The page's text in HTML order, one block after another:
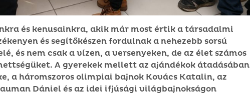
és kenusainkra, akik már most értik a társadalmi
és segítőkészen fordulnak a nehezebb sorsú
és nem csak a vízen, a versenyeken, de az élet számos
A gyerekek mellett az ajándékok átadásában
a háromszoros olimpiai bajnok Kovács Katalin, az
Dániel és az idei ifjúsági világbajnokságon